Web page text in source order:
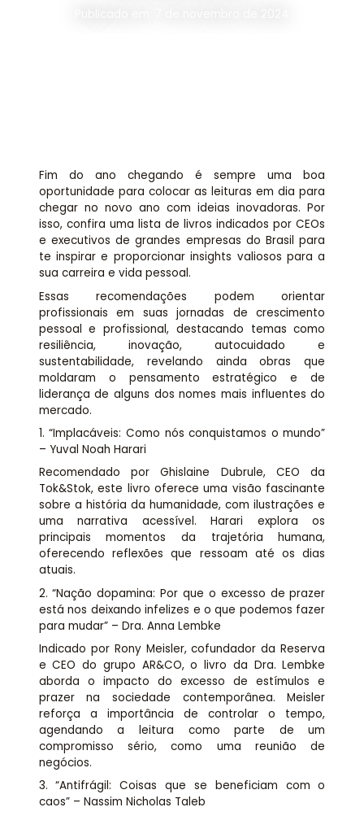
Fim do ano chegando é sempre uma boa
oportunidade para colocar as leituras em dia para
chegar no novo ano com ideias inovadoras. Por
isso, confira uma lista de livros indicados por CEOs
e executivos de grandes empresas do Brasil para
te inspirar e proporcionar insights valiosos para a
sua carreira e vida pessoal.
Essas recomendações podem orientar
profissionais em suas jornadas de crescimento
pessoal e profissional, destacando temas como
resiliência, inovação, autocuidado e
sustentabilidade, revelando ainda obras que
moldaram o pensamento estratégico e de
liderança de alguns dos nomes mais influentes do
mercado.
1. “Implacáveis: Como nós conquistamos o mundo”
– Yuval Noah Harari
Recomendado por Ghislaine Dubrule, CEO da
Tok&Stok, este livro oferece uma visão fascinante
sobre a história da humanidade, com ilustrações e
uma narrativa acessível. Harari explora os
principais momentos da trajetória humana,
oferecendo reflexões que ressoam até os dias
atuais.
2. “Nação dopamina: Por que o excesso de prazer
está nos deixando infelizes e o que podemos fazer
para mudar” – Dra. Anna Lembke
Indicado por Rony Meisler, cofundador da Reserva
e CEO do grupo AR&CO, o livro da Dra. Lembke
aborda o impacto do excesso de estímulos e
prazer na sociedade contemporânea. Meisler
reforça a importância de controlar o tempo,
agendando a leitura como parte de um
compromisso sério, como uma reunião de
negócios.
3. “Antifrágil: Coisas que se beneficiam com o
caos” – Nassim Nicholas Taleb